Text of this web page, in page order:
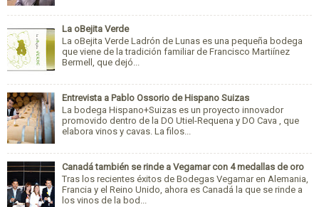
La oBejita Verde
La oBejita Verde Ladrón de Lunas es una pequeña bodega
que viene de la tradición familiar de Francisco Martiínez
Bermell, que dejó...
Entrevista a Pablo Ossorio de Hispano Suizas
La bodega Hispano+Suizas es un proyecto innovador
promovido dentro de la DO Utiel-Requena y DO Cava , que
elabora vinos y cavas. La filos...
Canadá también se rinde a Vegamar con 4 medallas de oro
Tras los recientes éxitos de Bodegas Vegamar en Alemania,
Francia y el Reino Unido, ahora es Canadá la que se rinde a
los vinos de la bod...